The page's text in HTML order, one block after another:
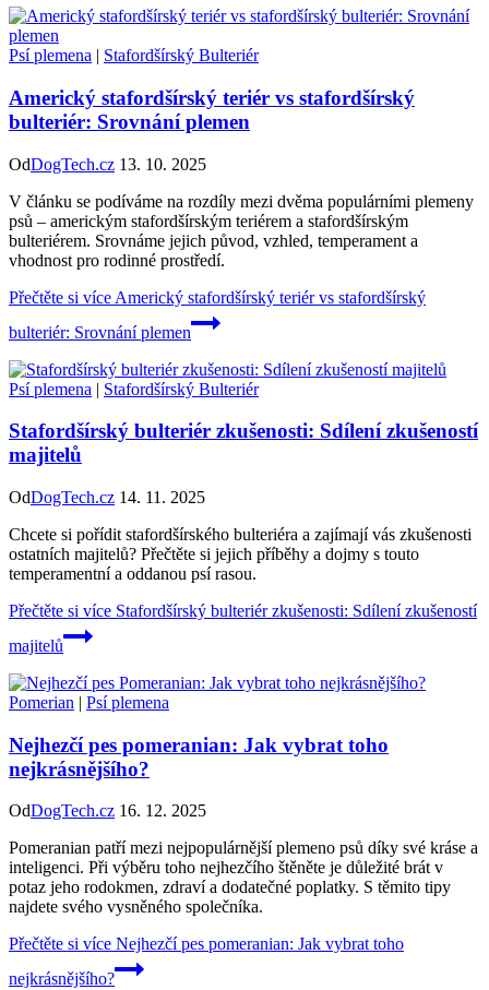
Psí plemena | Stafordšírský Bulteriér
Americký stafordšírský teriér vs stafordšírský
bulteriér: Srovnání plemen
OdDogTech.cz 13. 10. 2025
V článku se podíváme na rozdíly mezi dvěma populárními plemeny
psů – americkým stafordšírským teriérem a stafordšírským
bulteriérem. Srovnáme jejich původ, vzhled, temperament a
vhodnost pro rodinné prostředí.
Přečtěte si více Americký stafordšírský teriér vs stafordšírský
bulteriér: Srovnání plemen
Psí plemena | Stafordšírský Bulteriér
Stafordšírský bulteriér zkušenosti: Sdílení zkušeností
majitelů
OdDogTech.cz 14. 11. 2025
Chcete si pořídit stafordšírského bulteriéra a zajímají vás zkušenosti
ostatních majitelů? Přečtěte si jejich příběhy a dojmy s touto
temperamentní a oddanou psí rasou.
Přečtěte si více Stafordšírský bulteriér zkušenosti: Sdílení zkušeností
majitelů
Pomerian | Psí plemena
Nejhezčí pes pomeranian: Jak vybrat toho
nejkrásnějšího?
OdDogTech.cz 16. 12. 2025
Pomeranian patří mezi nejpopulárnější plemeno psů díky své kráse a
inteligenci. Při výběru toho nejhezčího štěněte je důležité brát v
potaz jeho rodokmen, zdraví a dodatečné poplatky. S těmito tipy
najdete svého vysněného společníka.
Přečtěte si více Nejhezčí pes pomeranian: Jak vybrat toho
nejkrásnějšího?